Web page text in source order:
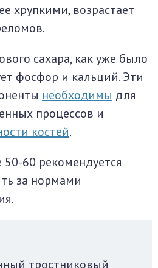
хрупкими, возрастает
сахара, как уже было
фосфор и кальций. Эти
необходимы для
процессов и
костей.
60 рекомендуется
за нормами
тростниковый